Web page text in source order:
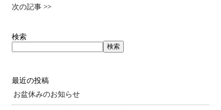
次の記事 >>
検索
検索
最近の投稿
お盆休みのお知らせ